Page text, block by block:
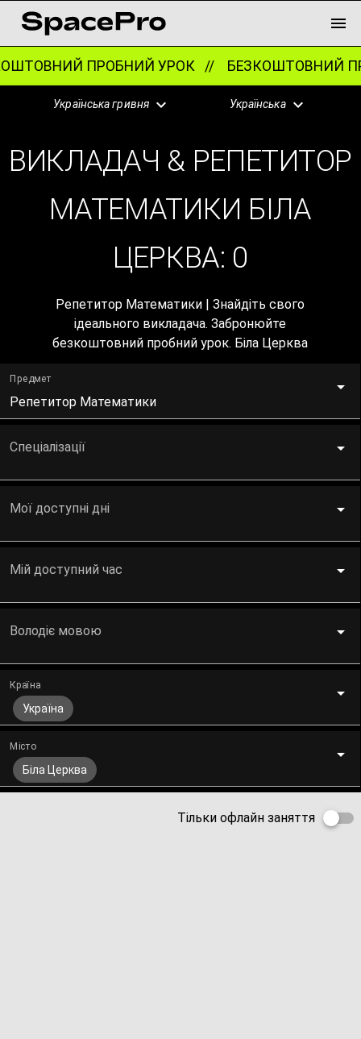
ПРОБНИЙ УРОК //БЕЗКОШТОВНИЙ
Українська гривня Українська
ВИКЛАДАЧ & РЕПЕТИТОР
МАТЕМАТИКИ БІЛА
ЦЕРКВА: 0
Репетитор Математики | Знайдіть свого
ідеального викладача. Забронюйте
безкоштовний пробний урок. Біла Церква
Предмет
Репетитор Математики
Спеціалізації
Мої доступні дні
Мій доступний час
Володіє мовою
Країна
Україна
Місто
Біла Церква
Тільки офлайн заняття